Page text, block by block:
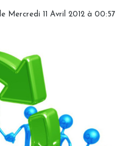
le Mercredi 11 Avril 2012 à 00:57